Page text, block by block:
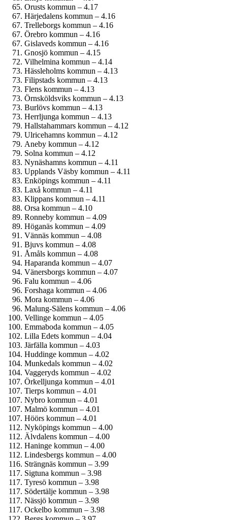
Orusts kommun – 4.17
Härjedalens kommun – 4.16
Trelleborgs kommun – 4.16
Örebro kommun – 4.16
Gislaveds kommun – 4.16
Gnosjö kommun – 4.15
Vilhelmina kommun – 4.14
Hässleholms kommun – 4.13
Filipstads kommun – 4.13
Flens kommun – 4.13
Örnsköldsviks kommun – 4.13
Burlövs kommun – 4.13
Herrljunga kommun – 4.13
Hallstahammars kommun – 4.12
Ulricehamns kommun – 4.12
Aneby kommun – 4.12
Solna kommun – 4.12
Nynäshamns kommun – 4.11
Upplands Väsby kommun – 4.11
Enköpings kommun – 4.11
Laxå kommun – 4.11
Klippans kommun – 4.11
Orsa kommun – 4.10
Ronneby kommun – 4.09
Höganäs kommun – 4.09
Vännäs kommun – 4.08
Bjuvs kommun – 4.08
Åmåls kommun – 4.08
Haparanda kommun – 4.07
Vänersborgs kommun – 4.07
Falu kommun – 4.06
Forshaga kommun – 4.06
Mora kommun – 4.06
Malung-Sälens kommun – 4.06
Vellinge kommun – 4.05
Emmaboda kommun – 4.05
Lilla Edets kommun – 4.04
Järfälla kommun – 4.03
Huddinge kommun – 4.02
Munkedals kommun – 4.02
Vaggeryds kommun – 4.02
Örkelljunga kommun – 4.01
Tierps kommun – 4.01
Nybro kommun – 4.01
Malmö kommun – 4.01
Höörs kommun – 4.01
Nyköpings kommun – 4.00
Älvdalens kommun – 4.00
Haninge kommun – 4.00
Lindesbergs kommun – 4.00
Strängnäs kommun – 3.99
Sigtuna kommun – 3.98
Tyresö kommun – 3.98
Södertälje kommun – 3.98
Nässjö kommun – 3.98
Ockelbo kommun – 3.98